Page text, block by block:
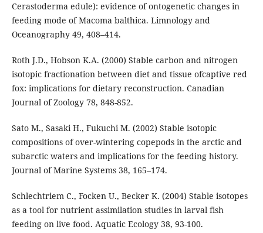
Cerastoderma edule): evidence of ontogenetic changes in
feeding mode of Macoma balthica. Limnology and
Oceanography 49, 408–414.
Roth J.D., Hobson K.A. (2000) Stable carbon and nitrogen
isotopic fractionation between diet and tissue ofcaptive red
fox: implications for dietary reconstruction. Canadian
Journal of Zoology 78, 848-852.
Sato M., Sasaki H., Fukuchi M. (2002) Stable isotopic
compositions of over-wintering copepods in the arctic and
subarctic waters and implications for the feeding history.
Journal of Marine Systems 38, 165–174.
Schlechtriem C., Focken U., Becker K. (2004) Stable isotopes
as a tool for nutrient assimilation studies in larval fish
feeding on live food. Aquatic Ecology 38, 93-100.